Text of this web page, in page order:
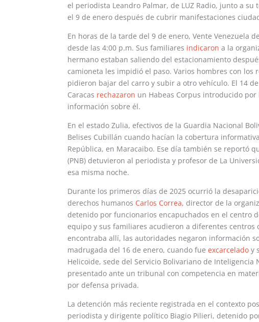
el periodista Leandro Palmar, de LUZ Radio, junto a
el 9 de enero después de cubrir manifestaciones
En horas de la tarde del 9 de enero, Vente Venezuela
desde las 4:00 p.m. Sus familiares indicaron a la
hermano estaban saliendo del estacionamiento
camioneta les impidió el paso. Varios hombres con
pidieron bajar del carro y subir a otro vehículo. El 14
Caracas rechazaron un Habeas Corpus introducido
información sobre él.
En el estado Zulia, efectivos de la Guardia Nacional
Belises Cubillán cuando hacían la cobertura
República, en Maracaibo. Ese día también se reportó
(PNB) detuvieron al periodista y profesor de La
esa misma noche.
Durante los primeros días de 2025 ocurrió la
derechos humanos Carlos Correa, director de la
detenido por funcionarios encapuchados en el centro
equipo y sus familiares acudieron a diferentes
encontraba allí, las autoridades negaron información
madrugada del 16 de enero, cuando fue excarcelado y
Helicoide, sede del Servicio Bolivariano de Inteligencia
presentado ante un tribunal con competencia en
por defensa privada.
La detención más reciente registrada en el contexto
periodista y dirigente político Biagio Pilieri, detenido